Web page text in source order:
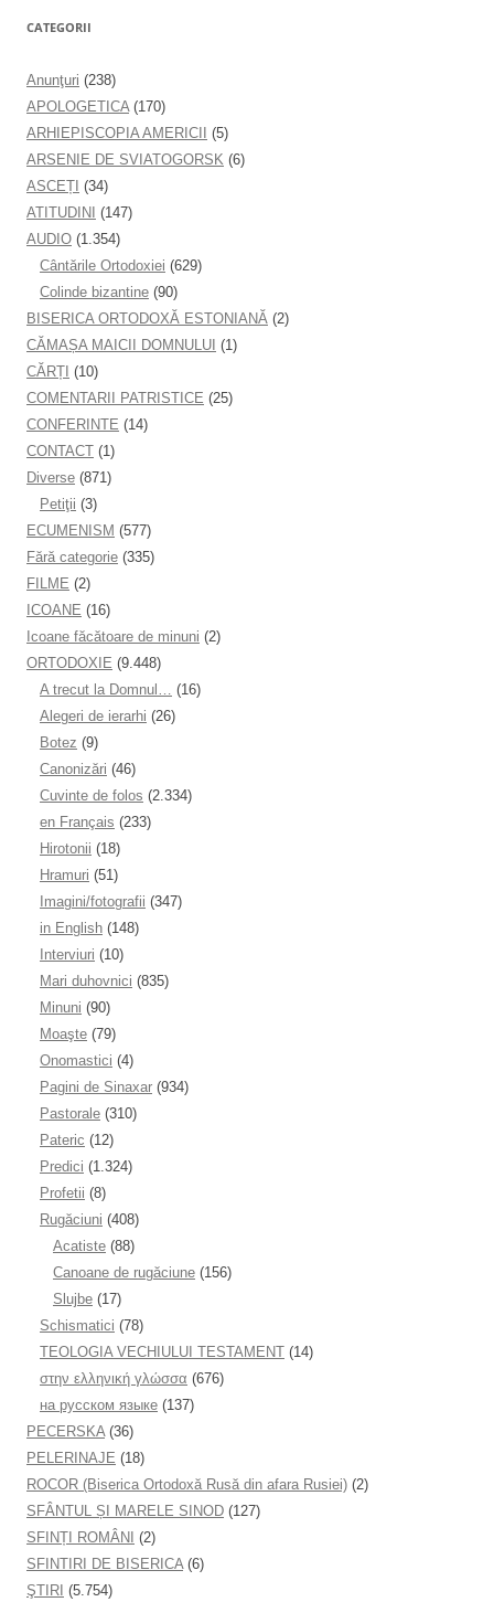
CATEGORII
Anunţuri (238)
APOLOGETICA(170)
ARHIEPISCOPIA AMERICII
(5)
ARSENIE DE SVIATOGORSK (6)
ASCEȚI (34)
ATITUDINI (147)
AUDIO (1.354)
Cântările Ortodoxiei (629)
Colinde bizantine (90)
BISERICA ORTODOXĂ ESTONIANĂ (2)
CĂMAȘA MAICII DOMNULUI (1)
CĂRȚI (10)
COMENTARII PATRISTICE (25)
CONFERINTE (14)
CONTACT (1)
Diverse (871)
Petiţii (3)
ECUMENISM (577)
Fără categorie (335)
FILME (2)
ICOANE (16)
Icoane făcătoare de minuni (2)
ORTODOXIE (9.448)
A trecut la Domnul… (16)
Alegeri de ierarhi (26)
Botez (9)
Canonizări (46)
Cuvinte de folos (2.334)
en Français (233)
Hirotonii (18)
Hramuri (51)
Imagini/fotografii (347)
in English (148)
Interviuri (10)
Mari duhovnici (835)
Minuni (90)
Moaşte (79)
Onomastici (4)
Pagini de Sinaxar (934)
Pastorale (310)
Pateric (12)
Predici (1.324)
Profetii (8)
Rugăciuni (408)
Acatiste (88)
Canoane de rugăciune (156)
Slujbe (17)
Schismatici (78)
TEOLOGIA VECHIULUI TESTAMENT (14)
στην ελληνική γλώσσα (676)
на русском языке (137)
PECERSKA(36)
PELERINAJE (18)
ROCOR (Biserica Ortodoxă Rusă din afara Rusiei) (2)
SFÂNTUL ȘI MARELE SINOD (127)
SFINȚI ROMÂNI (2)
SFINTIRI DE BISERICA(6)
ŞTIRI (5.754)